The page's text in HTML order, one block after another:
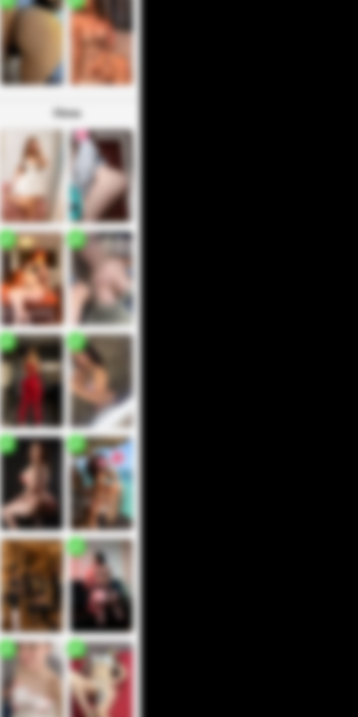
Otros